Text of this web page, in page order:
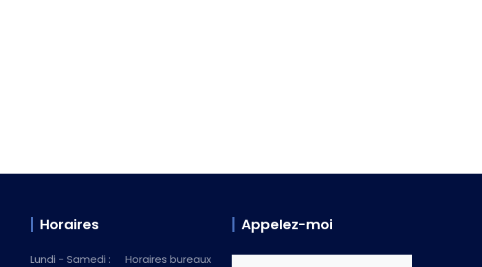
Horaires
Lundi - Samedi : Horaires bureaux
Appelez-moi